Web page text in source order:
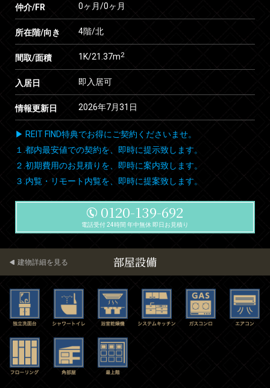
仲介/FR 0ヶ月/0ヶ月
所在階/向き 4階/北
間取/面積 1K/21.37m2
入居日 即入居可
情報更新日 2026年7月31日
▶ REIT FIND特典でお得にご契約くださいませ。
１.都内最安値での契約を、即時に提示致します。
２.初期費用のお見積りを、即時に案内致します。
３.内覧・リモート内覧を、即時に提案致します。
0120-139-692
電話受付 24時間 年中無休 即日お見積り
部屋設備
建物詳細を見る